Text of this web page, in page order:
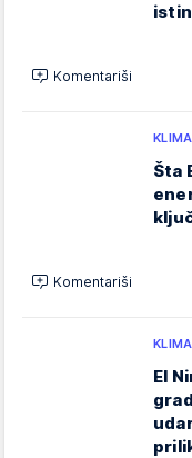
Komentariši
Šta
Komentariši
El